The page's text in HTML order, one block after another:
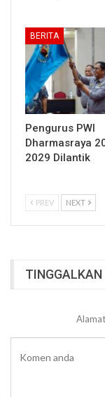
BERITA
Pengurus PWI
Dharmasraya
2029 Dilantik
PREV NEXT